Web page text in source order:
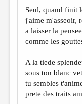
Seul, quand finit
j'aime m'asseoir,
a laisser la
comme les
A la tiede
sous ton blanc
tu sembles
prete des traits